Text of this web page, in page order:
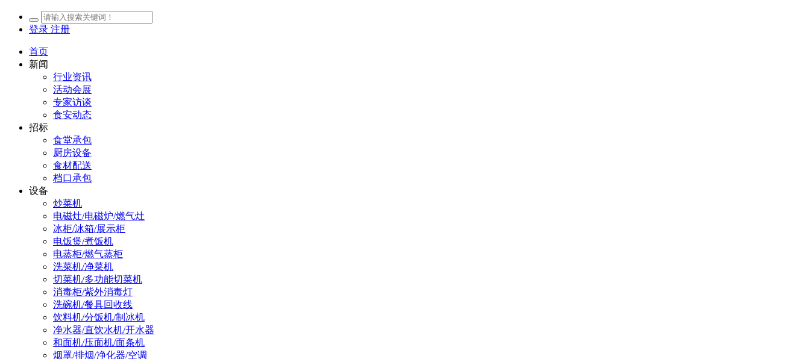
登录 注册
首页
新闻
行业资讯
活动会展
专家访谈
食安动态
招标
食堂承包
厨房设备
食材配送
档口承包
设备
炒菜机
电磁灶/电磁炉/燃气灶
冰柜/冰箱/展示柜
电饭煲/煮饭机
电蒸柜/燃气蒸柜
洗菜机/净菜机
切菜机/多功能切菜机
消毒柜/紫外消毒灯
洗碗机/餐具回收线
饮料机/分饭机/制冰机
净水器/直饮水机/开水器
和面机/压面机/面条机
烟罩/排烟/净化器/空调